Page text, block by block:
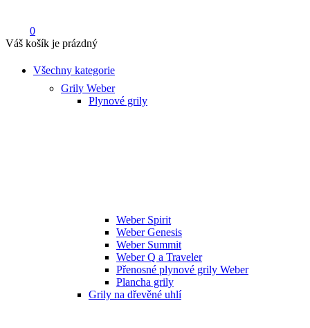
0
Váš košík je prázdný
Všechny kategorie
Grily Weber
Plynové grily
Weber Spirit
Weber Genesis
Weber Summit
Weber Q a Traveler
Přenosné plynové grily Weber
Plancha grily
Grily na dřevěné uhlí